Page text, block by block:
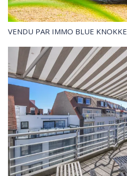
VENDU PAR IMMO BLUE KNOKKE